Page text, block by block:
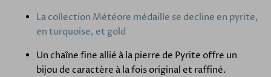
La collection Météore médaille se decline en pyrite,
en turquoise, et gold
Un chaîne fine allié à la pierre de Pyrite offre un
bijou de caractère à la fois original et raffiné.